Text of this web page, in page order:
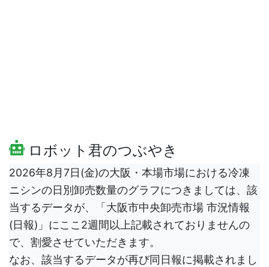
ロボット君のつぶやき
2026年8月7日(金)の大阪・本場市場における冷凍
ニシンの日別卸売数量のグラフにつきましては、該
当するデータが、「大阪市中央卸売市場 市況情報
(日報)」にここ2週間以上記載されておりませんの
で、割愛させていただきます。
なお、該当するデータが再び同日報に掲載されまし